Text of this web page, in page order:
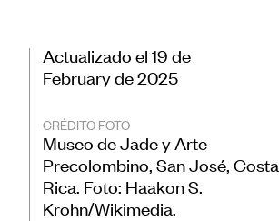
Actualizado el 19 de
February de 2025
CRÉDITO FOTO
Museo de Jade y Arte
Precolombino, San José, Costa
Rica. Foto: Haakon S.
Krohn/Wikimedia.